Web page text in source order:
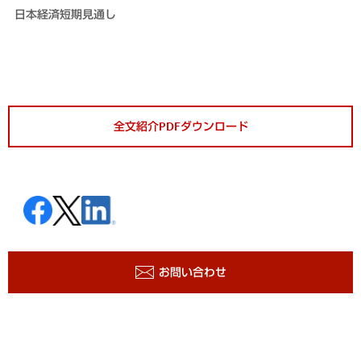
日本経済短期見通し
全文紹介PDFダウンロード
お問い合わせ